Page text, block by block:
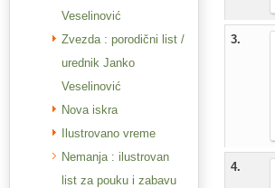
Veselinović
Zvezda : porodični list /
urednik Janko
Veselinović
Nova iskra
Ilustrovano vreme
Nemanja : ilustrovan
list za pouku i zabavu
3.
4.